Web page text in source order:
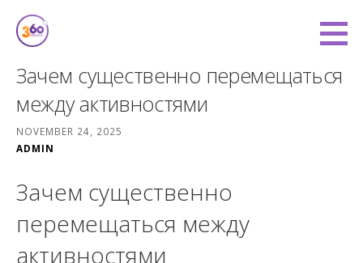
360 Degree Finance
Зачем существенно перемещаться
между активностями
NOVEMBER 24, 2025
ADMIN
Зачем существенно
перемещаться между
активностями